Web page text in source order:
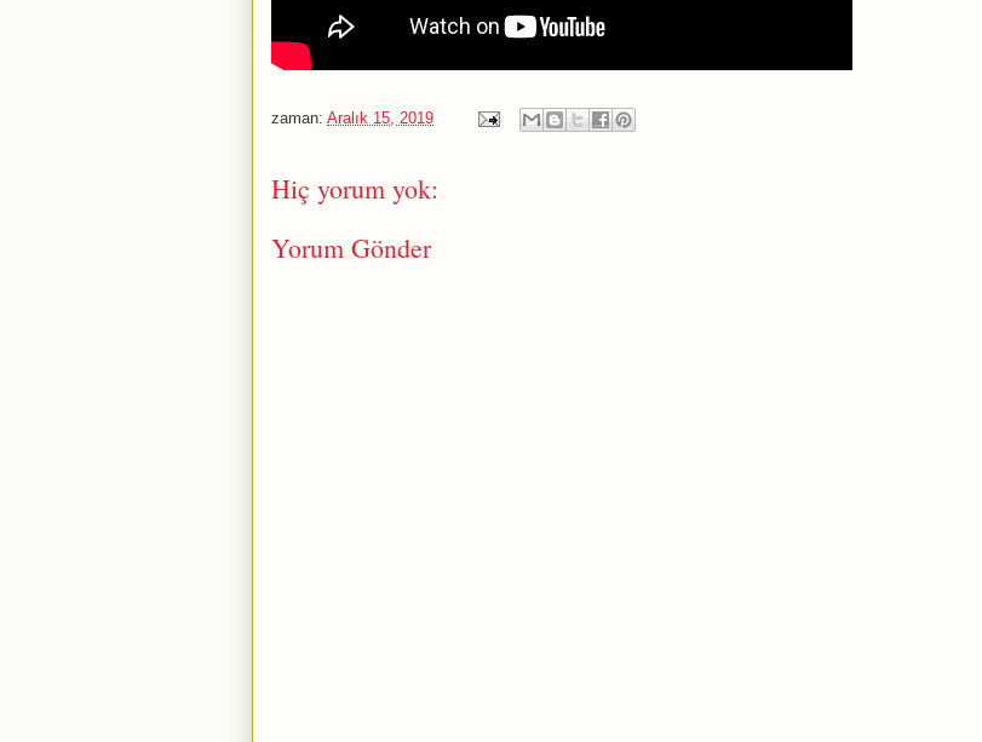
zaman: Aralık 15, 2019
Hiç yorum yok:
Yorum Gönder